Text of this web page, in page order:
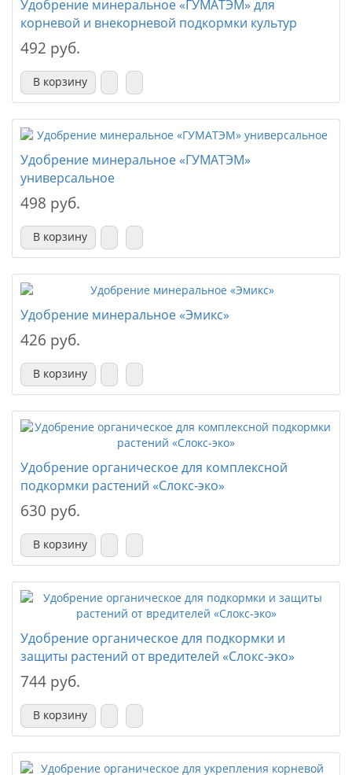
Удобрение минеральное «ГУМАТЭМ» для
корневой и внекорневой подкормки культур
492 руб.
В корзину
Удобрение минеральное «ГУМАТЭМ»
универсальное
498 руб.
В корзину
Удобрение минеральное «Эмикс»
426 руб.
В корзину
Удобрение органическое для комплексной
подкормки растений «Слокс-эко»
630 руб.
В корзину
Удобрение органическое для подкормки и
защиты растений от вредителей «Слокс-эко»
744 руб.
В корзину